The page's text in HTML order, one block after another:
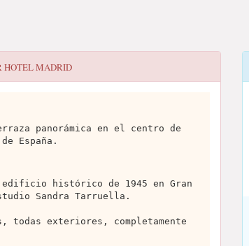
HOTEL MADRID
panorámica en el centro de
España.
histórico de 1945 en Gran
Sandra Tarruella.
todas exteriores, completamente